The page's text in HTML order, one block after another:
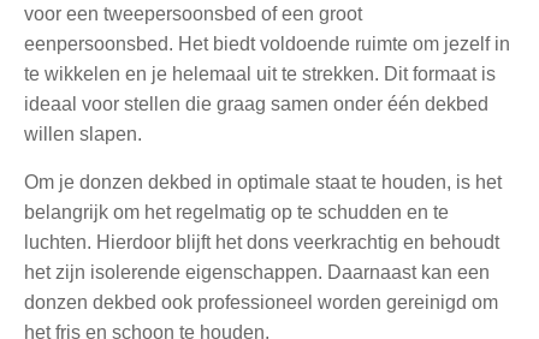
voor een tweepersoonsbed of een groot
eenpersoonsbed. Het biedt voldoende ruimte om jezelf in
te wikkelen en je helemaal uit te strekken. Dit formaat is
ideaal voor stellen die graag samen onder één dekbed
willen slapen.
Om je donzen dekbed in optimale staat te houden, is het
belangrijk om het regelmatig op te schudden en te
luchten. Hierdoor blijft het dons veerkrachtig en behoudt
het zijn isolerende eigenschappen. Daarnaast kan een
donzen dekbed ook professioneel worden gereinigd om
het fris en schoon te houden.